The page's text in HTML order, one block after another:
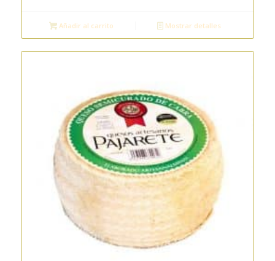
Añadir al carrito Mostrar detalles